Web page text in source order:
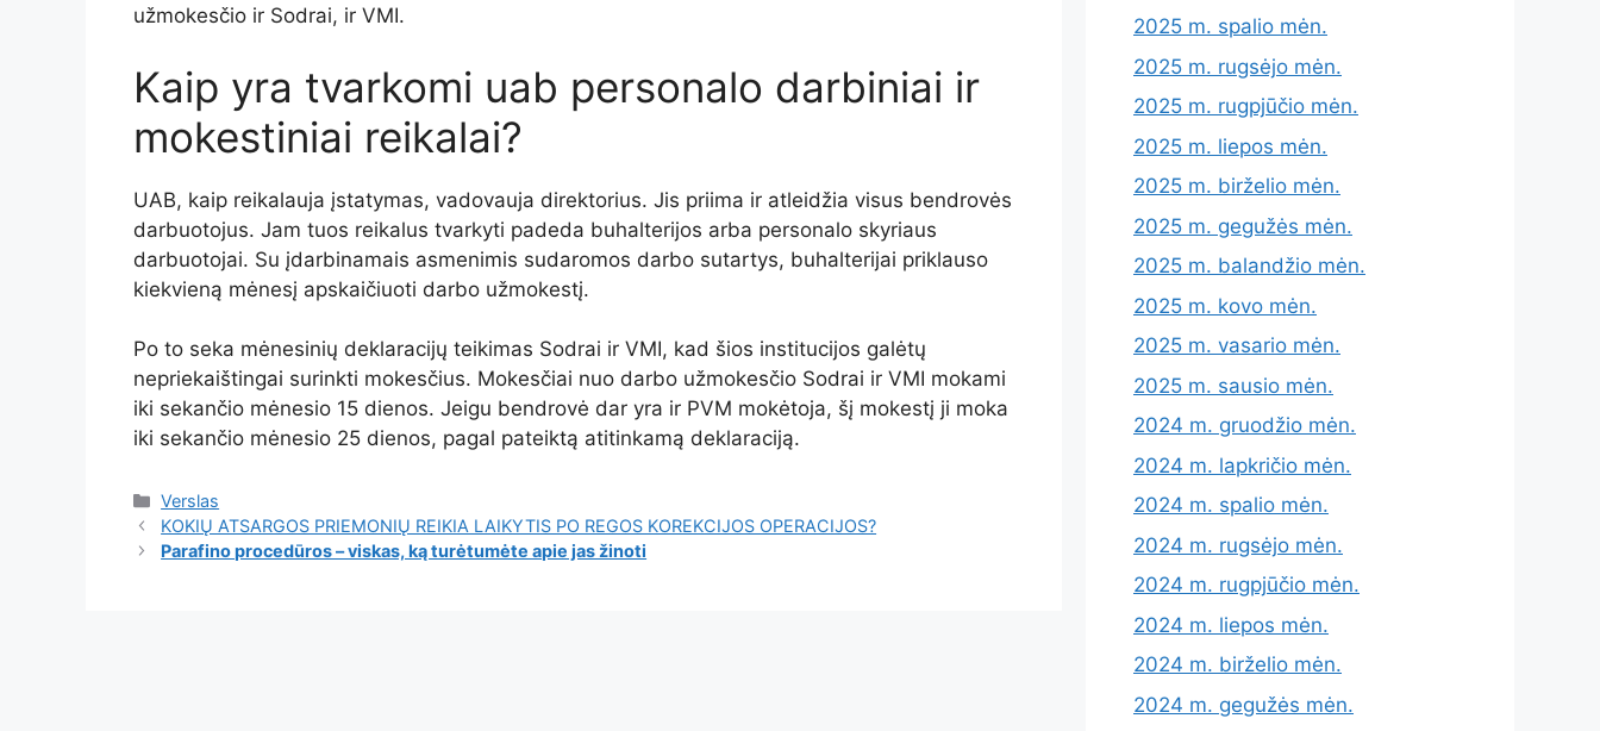
užmokesčio ir Sodrai, ir VMI.
Kaip yra tvarkomi uab personalo darbiniai ir
mokestiniai reikalai?
UAB, kaip reikalauja įstatymas, vadovauja direktorius. Jis priima ir atleidžia visus bendrovės
darbuotojus. Jam tuos reikalus tvarkyti padeda buhalterijos arba personalo skyriaus
darbuotojai. Su įdarbinamais asmenimis sudaromos darbo sutartys, buhalterijai priklauso
kiekvieną mėnesį apskaičiuoti darbo užmokestį.
Po to seka mėnesinių deklaracijų teikimas Sodrai ir VMI, kad šios institucijos galėtų
nepriekaištingai surinkti mokesčius. Mokesčiai nuo darbo užmokesčio Sodrai ir VMI mokami
iki sekančio mėnesio 15 dienos. Jeigu bendrovė dar yra ir PVM mokėtoja, šį mokestį ji moka
iki sekančio mėnesio 25 dienos, pagal pateiktą atitinkamą deklaraciją.
Kategorijos
Verslas
KOKIŲ ATSARGOS PRIEMONIŲ REIKIA LAIKYTIS PO REGOS KOREKCIJOS OPERACIJOS?
Parafino procedūros – viskas, ką turėtumėte apie jas žinoti
2025 m. spalio mėn.
2025 m. rugsėjo mėn.
2025 m. rugpjūčio mėn.
2025 m. liepos mėn.
2025 m. birželio mėn.
2025 m. gegužės mėn.
2025 m. balandžio mėn.
2025 m. kovo mėn.
2025 m. vasario mėn.
2025 m. sausio mėn.
2024 m. gruodžio mėn.
2024 m. lapkričio mėn.
2024 m. spalio mėn.
2024 m. rugsėjo mėn.
2024 m. rugpjūčio mėn.
2024 m. liepos mėn.
2024 m. birželio mėn.
2024 m. gegužės mėn.